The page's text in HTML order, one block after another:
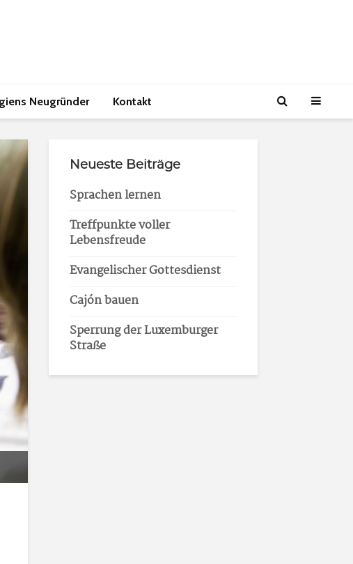
Neugründer Kontakt
Neueste Beiträge
Sprachen lernen
Treffpunkte voller
Lebensfreude
Evangelischer Gottesdienst
Cajón bauen
Sperrung der Luxemburger
Straße